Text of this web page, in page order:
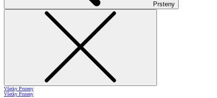
Prsteny
Všetky Prsteny
Všetky Prsteny